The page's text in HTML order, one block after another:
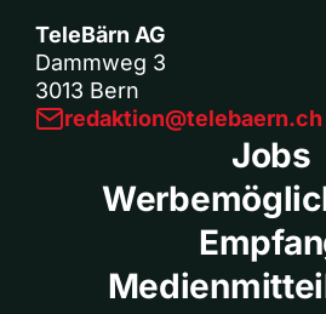
TeleBärn AG
Dammweg 3
3013 Bern
redaktion@telebaern.ch
Jobs